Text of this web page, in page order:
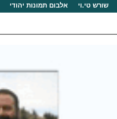
שורש טי.וי אלבום תמונות יהודי